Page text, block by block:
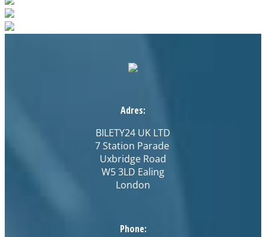
Adres:
BILETY24 UK LTD
7 Station Parade
Uxbridge Road
W5 3LD Ealing
London
Phone: